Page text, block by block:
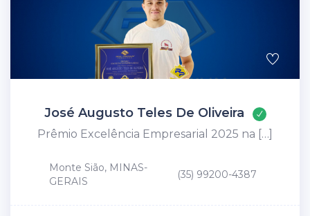
José Augusto Teles De Oliveira
Prêmio Excelência Empresarial 2025 na […]
Monte Sião, MINAS-
GERAIS
(35) 99200-4387